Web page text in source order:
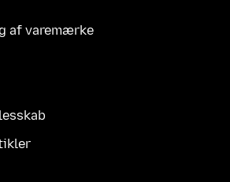
af varemærke